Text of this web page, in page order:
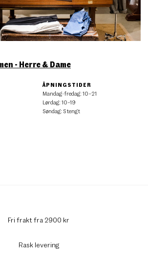
- Herre & Dame
ÅPNINGSTIDER
Mandag-fredag: 10–21
Lørdag: 10–19
Søndag: Stengt
Fri frakt fra 2900 kr
Rask levering